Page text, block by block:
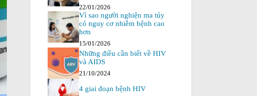
22/01/2026
Vì sao người nghiện ma túy
có nguy cơ nhiễm bệnh cao
hơn
15/01/2026
Những điều cần biết về HIV
và AIDS
21/10/2024
4 giai đoạn bệnh HIV